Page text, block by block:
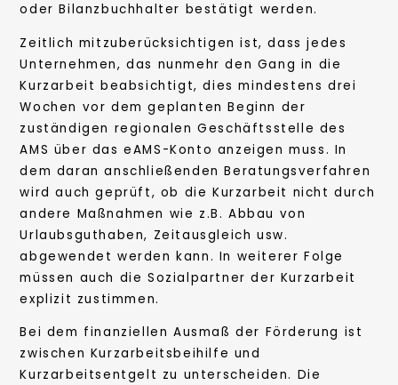
oder Bilanzbuchhalter bestätigt werden.
Zeitlich mitzuberücksichtigen ist, dass jedes
Unternehmen, das nunmehr den Gang in die
Kurzarbeit beabsichtigt, dies mindestens drei
Wochen vor dem geplanten Beginn der
zuständigen regionalen Geschäftsstelle des
AMS über das eAMS-Konto anzeigen muss. In
dem daran anschließenden Beratungsverfahren
wird auch geprüft, ob die Kurzarbeit nicht durch
andere Maßnahmen wie z.B. Abbau von
Urlaubsguthaben, Zeitausgleich usw.
abgewendet werden kann. In weiterer Folge
müssen auch die Sozialpartner der Kurzarbeit
explizit zustimmen.
Bei dem finanziellen Ausmaß der Förderung ist
zwischen Kurzarbeitsbeihilfe und
Kurzarbeitsentgelt zu unterscheiden. Die